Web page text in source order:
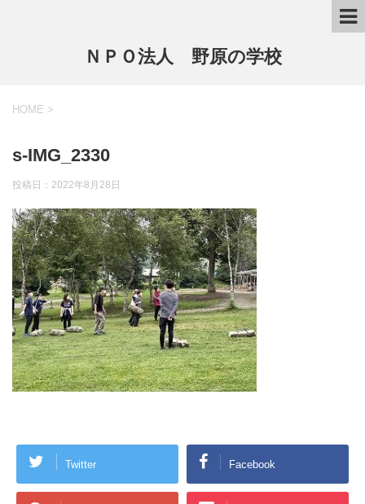
ＮＰＯ法人 野原の学校
HOME >
s-IMG_2330
投稿日： 2022年8月28日
Twitter Facebook